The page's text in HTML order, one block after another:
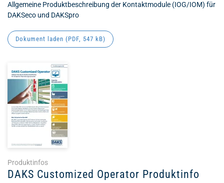
Allgemeine Produktbeschreibung der Kontaktmodule (IOG/IOM) für
DAKSeco und DAKSpro
Dokument laden (PDF, 547 kB)
Produktinfos
DAKS Customized Operator Produktinfo